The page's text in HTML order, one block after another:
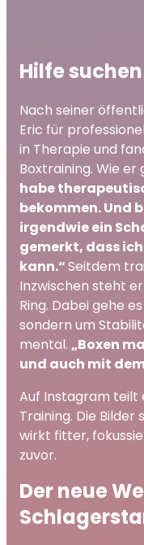
Hilfe
Nach seiner
Eric für
in Therapie und
Boxtraining. Wie
habe
bekommen. Und
irgendwie ein
gemerkt, dass
kann.“Seitdem
Inzwischen steht
Ring. Dabei gehe
sondern um
mental. „Boxen
und auch mit
Auf Instagram teilt
Training. Die
wirkt fitter,
zuvor.
Der neue